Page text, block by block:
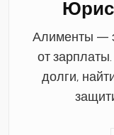
Алименты —
от
долги,